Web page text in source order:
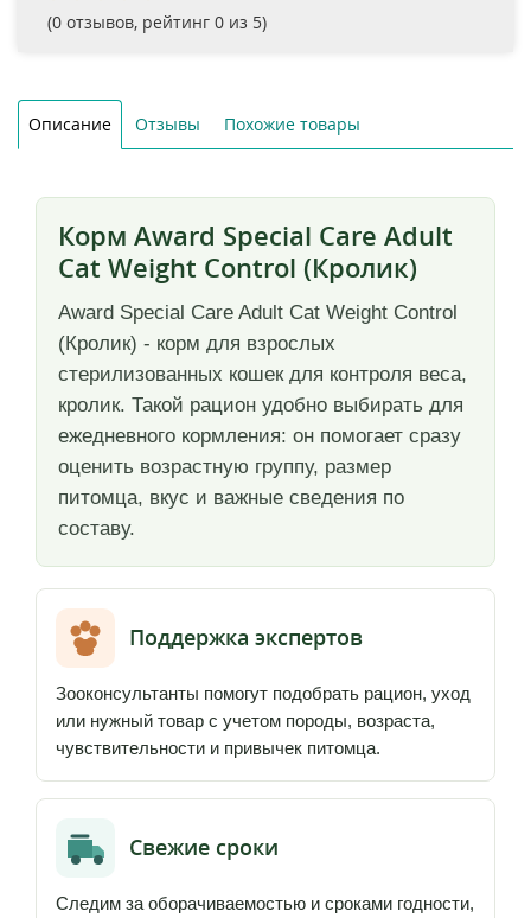
(0 отзывов, рейтинг 0 из 5)
Описание Отзывы Похожие товары
Корм Award Special Care Adult
Cat Weight Control (Кролик)
Award Special Care Adult Cat Weight Control
(Кролик) - корм для взрослых
стерилизованных кошек для контроля веса,
кролик. Такой рацион удобно выбирать для
ежедневного кормления: он помогает сразу
оценить возрастную группу, размер
питомца, вкус и важные сведения по
составу.
Поддержка экспертов
Зооконсультанты помогут подобрать рацион, уход
или нужный товар с учетом породы, возраста,
чувствительности и привычек питомца.
Свежие сроки
Следим за оборачиваемостью и сроками годности,